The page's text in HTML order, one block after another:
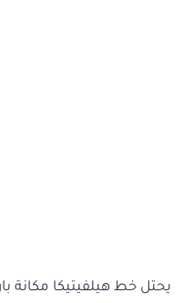
يحتل خط هيلفيتيكا مكانة